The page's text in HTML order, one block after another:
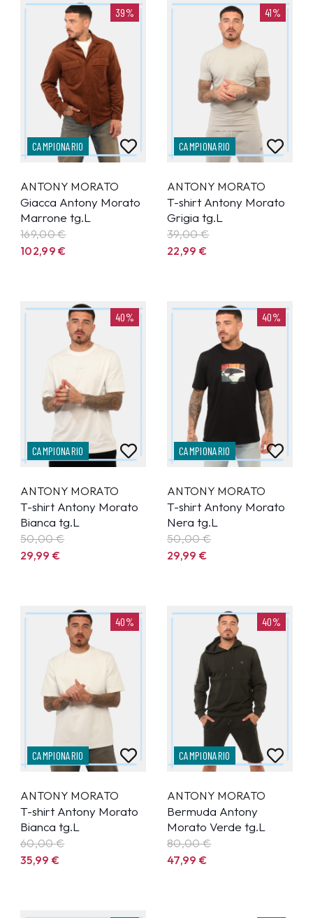
39%
CAMPIONARIO
ANTONY MORATO
Giacca Antony Morato
Marrone tg.L
169,00 €
102,99€
41%
CAMPIONARIO
ANTONY MORATO
T-shirt Antony Morato
Grigia tg.L
39,00 €
22,99€
40%
CAMPIONARIO
ANTONY MORATO
T-shirt Antony Morato
Bianca tg.L
50,00 €
29,99€
40%
CAMPIONARIO
ANTONY MORATO
T-shirt Antony Morato
Nera tg.L
50,00 €
29,99€
40%
CAMPIONARIO
ANTONY MORATO
T-shirt Antony Morato
Bianca tg.L
60,00 €
35,99€
40%
CAMPIONARIO
ANTONY MORATO
Bermuda Antony
Morato Verde tg.L
80,00 €
47,99€